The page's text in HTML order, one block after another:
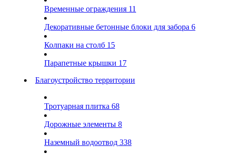
Временные ограждения 11
Декоративные бетонные блоки для забора 6
Колпаки на столб 15
Парапетные крышки 17
Благоустройство территории
Тротуарная плитка 68
Дорожные элементы 8
Наземный водоотвод 338